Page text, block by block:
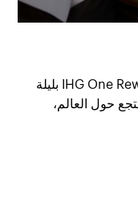
استبدل نقاط برنامج المكافآت IHG One Rewards بليلة
7,000 فندق ومنتجع حول العالم،